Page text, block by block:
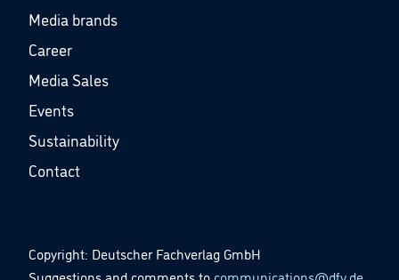
Media brands
Career
Media Sales
Events
Sustainability
Contact
Copyright: Deutscher Fachverlag GmbH